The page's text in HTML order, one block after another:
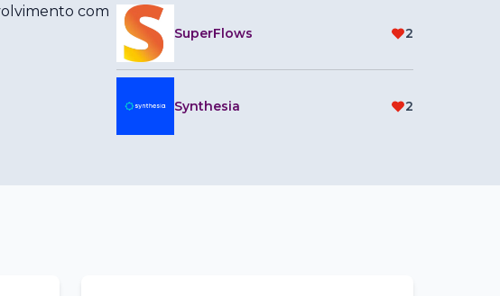
com
SuperFlows 2
Synthesia 2